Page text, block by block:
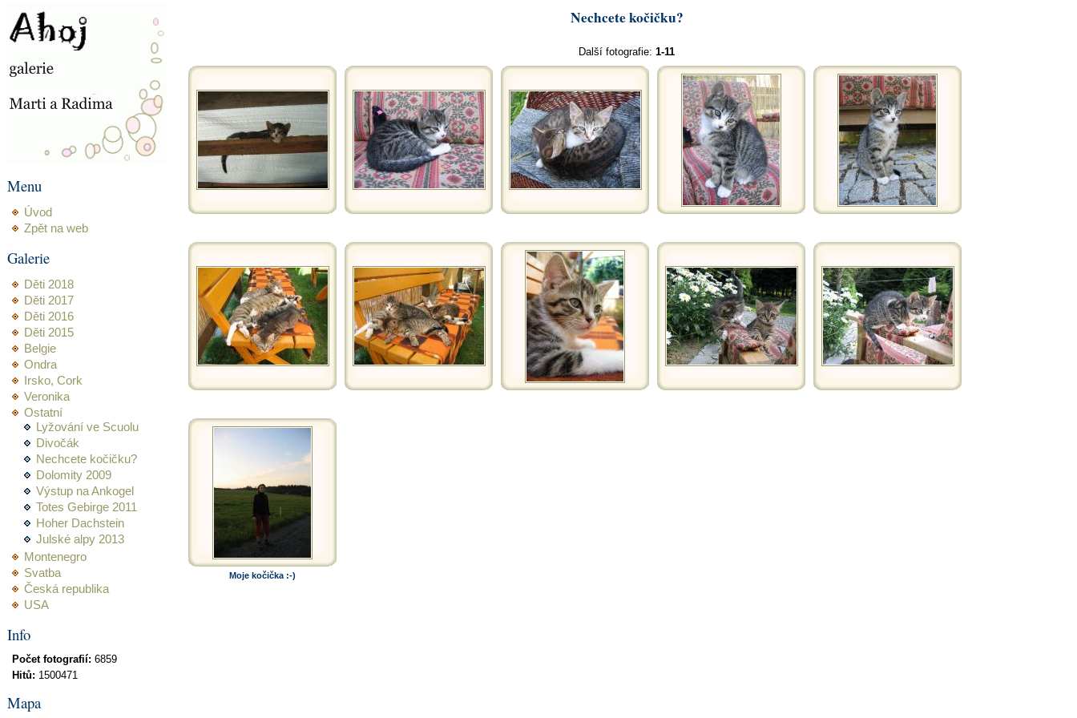
Menu
Úvod
Zpět na web
Galerie
Děti 2018
Děti 2017
Děti 2016
Děti 2015
Belgie
Ondra
Irsko, Cork
Veronika
Ostatní
Lyžování ve Scuolu
Divočák
Nechcete kočičku?
Dolomity 2009
Výstup na Ankogel
Totes Gebirge 2011
Hoher Dachstein
Julské alpy 2013
Montenegro
Svatba
Česká republika
USA
Info
Počet fotografií: 6859
Hitů: 1500471
Mapa
Nechcete kočičku?
Další fotografie: 1-11
Moje kočička :-)